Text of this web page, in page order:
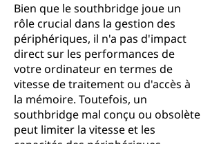
Bien que le southbridge joue un
rôle crucial dans la gestion des
périphériques, il n'a pas d'impact
direct sur les performances de
votre ordinateur en termes de
vitesse de traitement ou d'accès à
la mémoire. Toutefois, un
southbridge mal conçu ou obsolète
peut limiter la vitesse et les